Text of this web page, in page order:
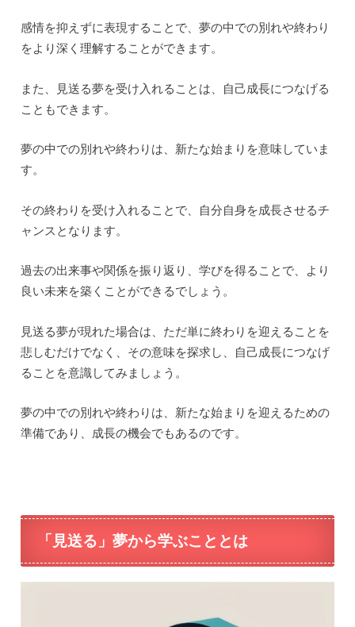
感情を抑えずに表現することで、夢の中での別れや終わり
をより深く理解することができます。
また、見送る夢を受け入れることは、自己成長につなげる
こともできます。
夢の中での別れや終わりは、新たな始まりを意味していま
す。
その終わりを受け入れることで、自分自身を成長させるチ
ャンスとなります。
過去の出来事や関係を振り返り、学びを得ることで、より
良い未来を築くことができるでしょう。
見送る夢が現れた場合は、ただ単に終わりを迎えることを
悲しむだけでなく、その意味を探求し、自己成長につなげ
ることを意識してみましょう。
夢の中での別れや終わりは、新たな始まりを迎えるための
準備であり、成長の機会でもあるのです。
「見送る」夢から学ぶこととは